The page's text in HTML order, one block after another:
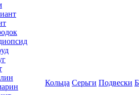
Кольца Серьги Подвески